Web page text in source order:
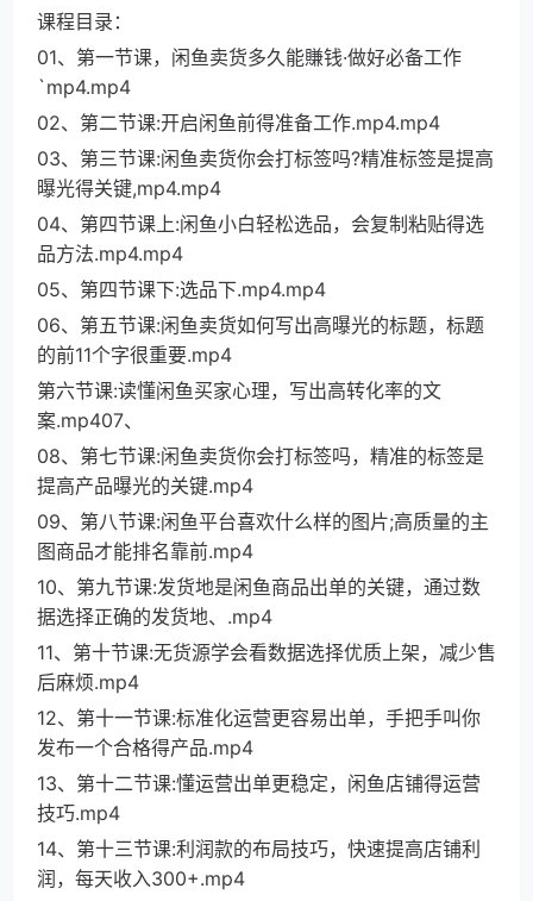
课程目录：
01、第一节课，闲鱼卖货多久能賺钱·做好必备工作
`mp4.mp4
02、第二节课:开启闲鱼前得准备工作.mp4.mp4
03、第三节课:闲鱼卖货你会打标签吗?精准标签是提高
曝光得关键,mp4.mp4
04、第四节课上:闲鱼小白轻松选品，会复制粘贴得选
品方法.mp4.mp4
05、第四节课下:选品下.mp4.mp4
06、第五节课:闲鱼卖货如何写出高曝光的标题，标题
的前11个字很重要.mp4
第六节课:读懂闲鱼买家心理，写出高转化率的文
案.mp407、
08、第七节课:闲鱼卖货你会打标签吗，精准的标签是
提高产品曝光的关键.mp4
09、第八节课:闲鱼平台喜欢什么样的图片;高质量的主
图商品才能排名靠前.mp4
10、第九节课:发货地是闲鱼商品出单的关键，通过数
据选择正确的发货地、.mp4
11、第十节课:无货源学会看数据选择优质上架，减少售
后麻烦.mp4
12、第十一节课:标准化运营更容易出单，手把手叫你
发布一个合格得产品.mp4
13、第十二节课:懂运营出单更稳定，闲鱼店铺得运营
技巧.mp4
14、第十三节课:利润款的布局技巧，快速提高店铺利
润，每天收入300+.mp4